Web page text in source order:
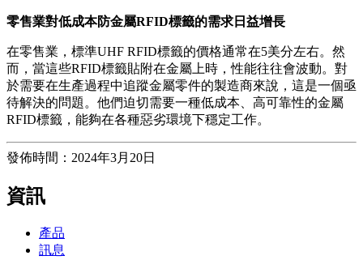
零售業對低成本防金屬RFID標籤的需求日益增長
在零售業，標準UHF RFID標籤的價格通常在5美分左右。然
而，當這些RFID標籤貼附在金屬上時，性能往往會波動。對
於需要在生產過程中追蹤金屬零件的製造商來說，這是一個亟
待解決的問題。他們迫切需要一種低成本、高可靠性的金屬
RFID標籤，能夠在各種惡劣環境下穩定工作。
發佈時間：2024年3月20日
資訊
產品
訊息